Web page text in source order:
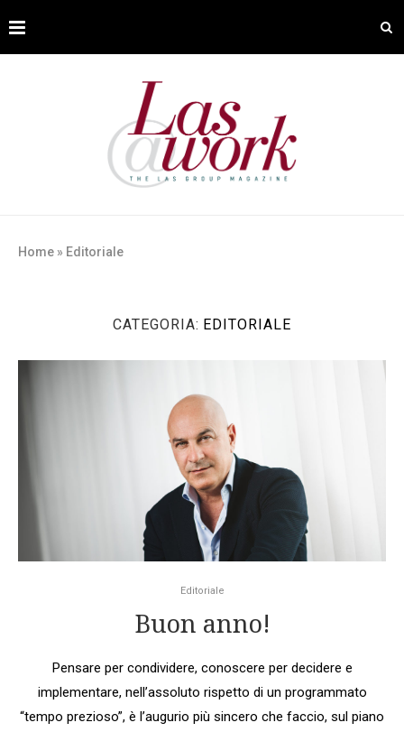
Home » Editoriale
CATEGORIA: EDITORIALE
Editoriale
Buon anno!
Pensare per condividere, conoscere per decidere e
implementare, nell’assoluto rispetto di un programmato
“tempo prezioso”, è l’augurio più sincero che faccio, sul piano